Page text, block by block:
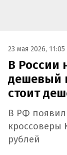
23 мая 2026, 11:05
В России
дешевый
стоит
В РФ
кроссоверы
рублей